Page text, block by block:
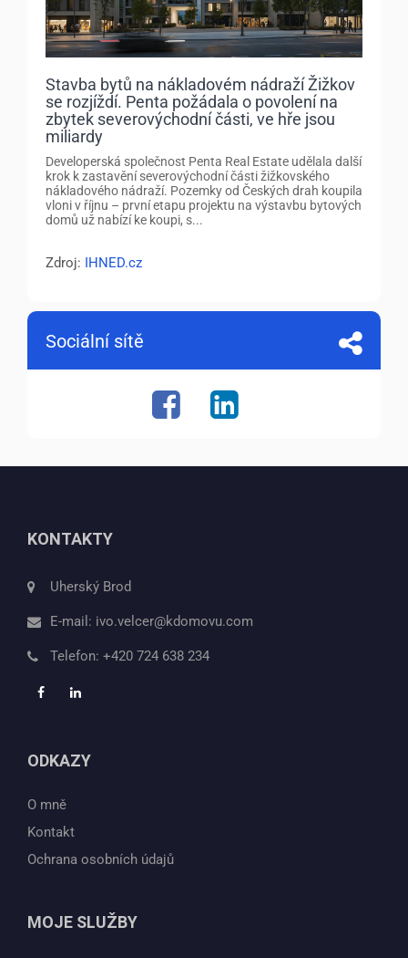
Stavba bytů na nákladovém nádraží Žižkov
se rozjíždí. Penta požádala o povolení na
zbytek severovýchodní části, ve hře jsou
miliardy
Developerská společnost Penta Real Estate udělala další
krok k zastavění severovýchodní části žižkovského
nákladového nádraží. Pozemky od Českých drah koupila
vloni v říjnu – první etapu projektu na výstavbu bytových
domů už nabízí ke koupi, s...
Zdroj: IHNED.cz
Sociální sítě
KONTAKTY
Uherský Brod
E-mail: ivo.velcer@kdomovu.com
Telefon: +420 724 638 234
ODKAZY
O mně
Kontakt
Ochrana osobních údajů
MOJE SLUŽBY